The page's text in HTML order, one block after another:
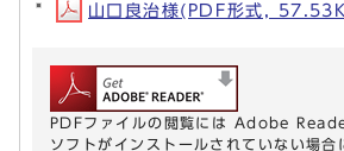
山口良治様(PDF形式,
PDFファイルの閲覧には Adobe
ソフトがインストールされていない場合